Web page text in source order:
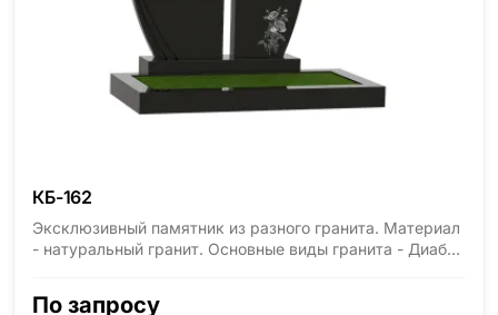
КБ-162
Эксклюзивный памятник из разного гранита. Материал
- натуральный гранит. Основные виды гранита - Диабаз
область), Мансуровский (Россия, Урал), Лезниковский
По запросу